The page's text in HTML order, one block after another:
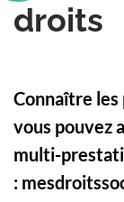
droits
Connaître les
vous pouvez
multi-
: